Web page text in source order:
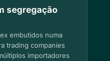
segregação
embutidos numa
trading companies
importadores